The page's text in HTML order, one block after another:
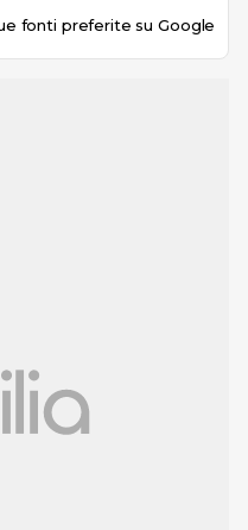
fonti preferite su Google